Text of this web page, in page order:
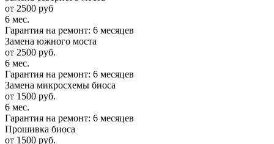
от 2500 руб
6 мес.
Гарантия на ремонт: 6 месяцев
Замена южного моста
от 2500 руб.
6 мес.
Гарантия на ремонт: 6 месяцев
Замена микросхемы биоса
от 1500 руб.
6 мес.
Гарантия на ремонт: 6 месяцев
Прошивка биоса
от 1500 руб.